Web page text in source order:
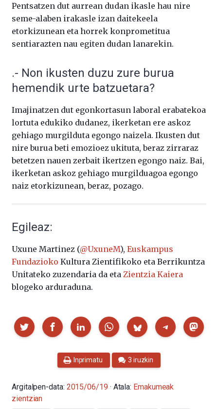
Pentsatzen dut aurrean dudan ikasle hau nire
seme-alaben irakasle izan daitekeela
etorkizunean eta horrek konprometitua
sentiarazten nau egiten dudan lanarekin.
.- Non ikusten duzu zure burua
hemendik urte batzuetara?
Imajinatzen dut egonkortasun laboral erabatekoa
lortuta edukiko dudanez, ikerketan ere askoz
gehiago murgilduta egongo naizela. Ikusten dut
nire burua beti emozioez ukituta, beraz zirraraz
betetzen nauen zerbait ikertzen egongo naiz. Bai,
ikerketan askoz gehiago murgilduagoa egongo
naiz etorkizunean, beraz, pozago.
Egileaz:
Uxune Martinez (@UxuneM), Euskampus
Fundazioko Kultura Zientifikoko eta Berrikuntza
Unitateko zuzendaria da eta Zientzia Kaiera
blogeko arduraduna.
Partekatu
Inprimatu 3 iruzkin
Argitalpen-data: 2015/06/19 · Atala: Emakumeak
zientzian